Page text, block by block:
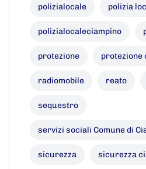
polizialocale polizia
polizialocaleciampino
protezione protezione
radiomobile reato
sequestro
servizi sociali Comune di
sicurezza sicurezza